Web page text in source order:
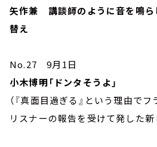
矢作兼 講談師のように音を鳴ら
替え
No.27 9月1日
小木博明「ドンタそうよ」
（『真面目過ぎる』という理由で
リスナーの報告を受けて発した新